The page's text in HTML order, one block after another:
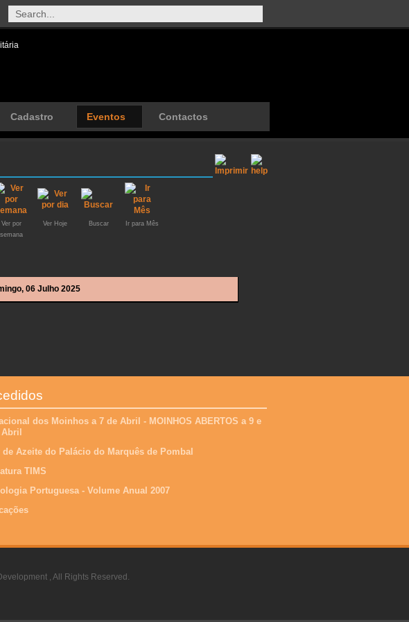
Cadastro Eventos Contactos
Ver por
semana
Ver Hoje Buscar Ir para Mês
06 Julho 2025
dos Moinhos a 7 de Abril - MOINHOS ABERTOS a 9 e
de Azeite do Palácio do Marquês de Pombal
TIMS
Portuguesa - Volume Anual 2007
, All Rights Reserved.